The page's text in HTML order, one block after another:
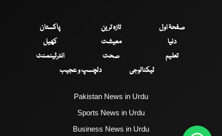
صفحۂ اول تازہ ترین
پاکستان
دنیا
معیشت
کھیل
تعلیم
صحت
انٹرٹینمنٹ
ٹیکنالوجی
دلچسپ و عجیب
Pakistan News in Urdu
Sports News in Urdu
Business News in Urdu